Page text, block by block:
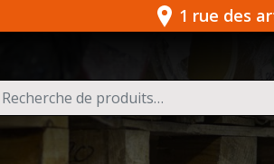
1 rue des
Recherche pour :